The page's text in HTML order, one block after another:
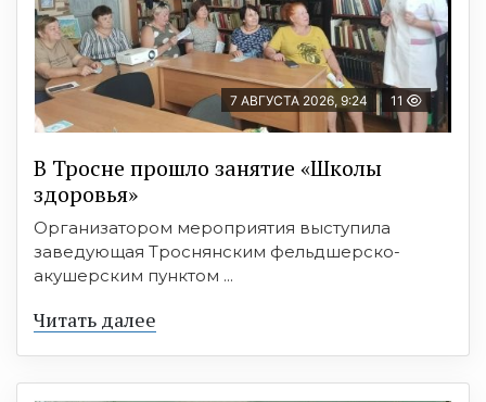
7 АВГУСТА 2026, 9:24 11
В Тросне прошло занятие «Школы
здоровья»
Организатором мероприятия выступила
заведующая Троснянским фельдшерско-
акушерским пунктом ...
Читать далее